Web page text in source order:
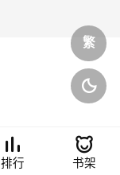
繁


排行

书架